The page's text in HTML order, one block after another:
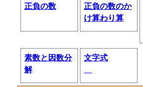
正負の数
正負の数のか
け算わり算
素数と因数分
解
文字式